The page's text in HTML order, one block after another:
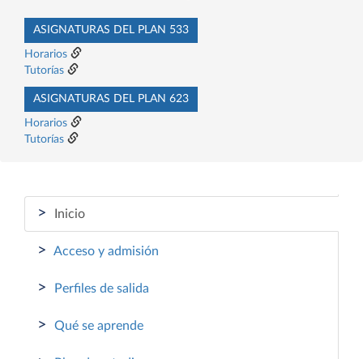
ASIGNATURAS DEL PLAN 533
Horarios
Tutorías
ASIGNATURAS DEL PLAN 623
Horarios
Tutorías
> Inicio
> Acceso y admisión
> Perfiles de salida
> Qué se aprende